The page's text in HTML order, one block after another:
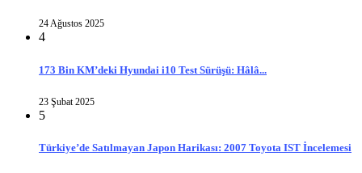
24 Ağustos 2025
4
173 Bin KM’deki Hyundai i10 Test Sürüşü: Hâlâ...
23 Şubat 2025
5
Türkiye’de Satılmayan Japon Harikası: 2007 Toyota IST İncelemesi